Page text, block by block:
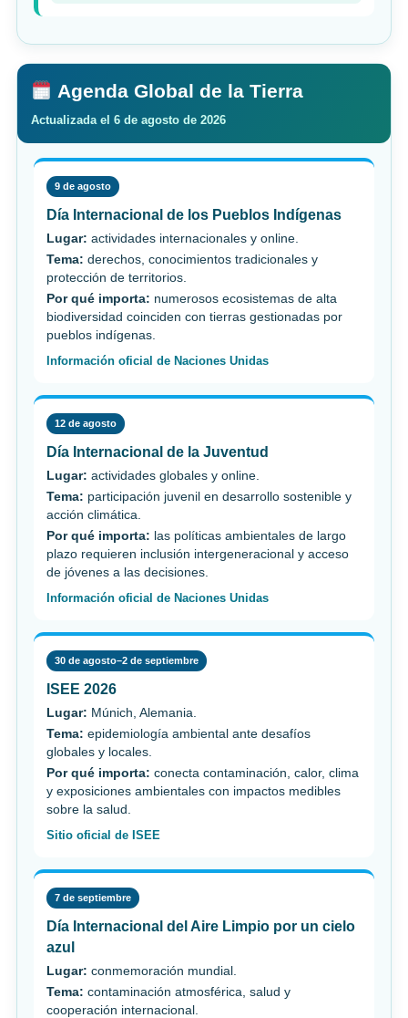
Agenda Global de la Tierra
Actualizada el 6 de agosto de 2026
9 de agosto
Día Internacional de los Pueblos Indígenas
Lugar: actividades internacionales y online.
Tema: derechos, conocimientos tradicionales y
protección de territorios.
Por qué importa: numerosos ecosistemas de alta
biodiversidad coinciden con tierras gestionadas por
pueblos indígenas.
Información oficial de Naciones Unidas
12 de agosto
Día Internacional de la Juventud
Lugar: actividades globales y online.
Tema: participación juvenil en desarrollo sostenible y
acción climática.
Por qué importa: las políticas ambientales de largo
plazo requieren inclusión intergeneracional y acceso
de jóvenes a las decisiones.
Información oficial de Naciones Unidas
30 de agosto–2 de septiembre
ISEE 2026
Lugar: Múnich, Alemania.
Tema: epidemiología ambiental ante desafíos
globales y locales.
Por qué importa: conecta contaminación, calor, clima
y exposiciones ambientales con impactos medibles
sobre la salud.
Sitio oficial de ISEE
7 de septiembre
Día Internacional del Aire Limpio por un cielo
azul
Lugar: conmemoración mundial.
Tema: contaminación atmosférica, salud y
cooperación internacional.